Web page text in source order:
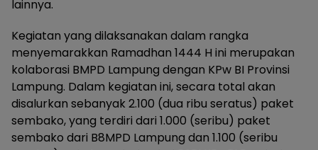
lainnya.
Kegiatan yang dilaksanakan dalam rangka
menyemarakkan Ramadhan 1444 H ini merupakan
kolaborasi BMPD Lampung dengan KPw BI Provinsi
Lampung. Dalam kegiatan ini, secara total akan
disalurkan sebanyak 2.100 (dua ribu seratus) paket
sembako, yang terdiri dari 1.000 (seribu) paket
sembako dari B8MPD Lampung dan 1.100 (seribu